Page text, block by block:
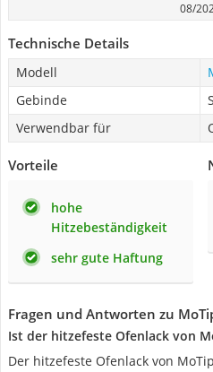
08/
Technische Details
Modell
Gebinde
Verwendbar für
Vorteile
hohe
Hitzebeständigkeit
sehr gute Haftung
Fragen und Antworten zu
Ist der hitzefeste Ofenlack von
Der hitzefeste Ofenlack von